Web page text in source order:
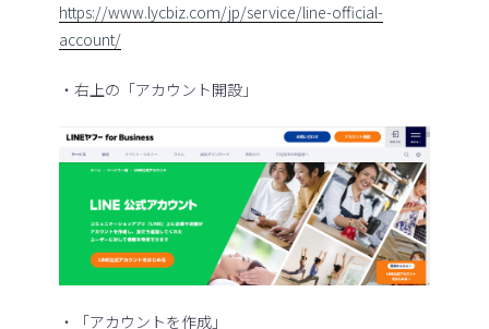
https://www.lycbiz.com/jp/service/line-official-
account/
・右上の「アカウント開設」
・「アカウントを作成」